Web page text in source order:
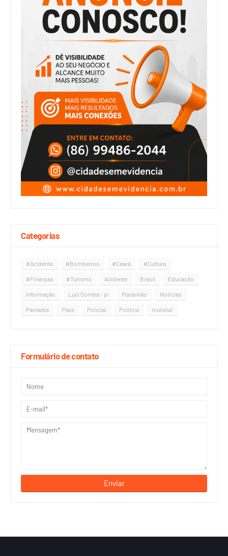
Categorias
#Acidente #Bombeiros #Ceará #Cultura
#Finanças #Turismo Acidente Brasil Educação
Informação Luís Correia - pi Maranhão Notícias
Parnaíba Piauí Policial Política mundial
Formulário de contato